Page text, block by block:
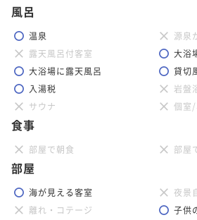
風呂
温泉
源泉
露天風呂付客室
大浴
大浴場に露天風呂
貸切
入湯税
岩盤
サウナ
個室/
食事
部屋で朝食 部屋
部屋
海が見える客室
夜景
離れ・コテージ
子供